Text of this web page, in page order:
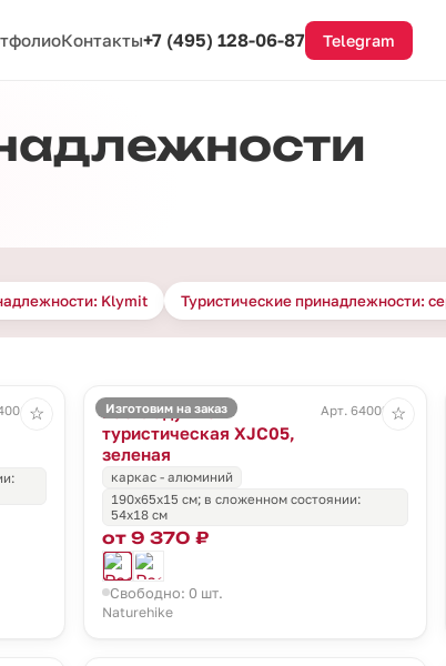
Контакты+7 (495) 128-06-87 Telegram
Klymit Туристические принадлежности:
☆ Изготовим на заказ
Раскладушка
туристическая XJC05,
зеленая
Арт. 64002.90
каркас - алюминий
190х65х15 см; в сложенном состоянии:
54х18 см
от 9 370 ₽
Свободно: 0 шт.
Naturehike
☆